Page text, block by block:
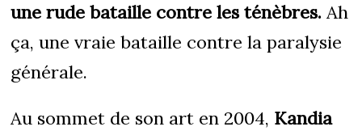
une rude bataille contre les ténèbres.Ah
ça, une vraie bataille contre la paralysie
générale.
Au sommet de son art en 2004, Kandia